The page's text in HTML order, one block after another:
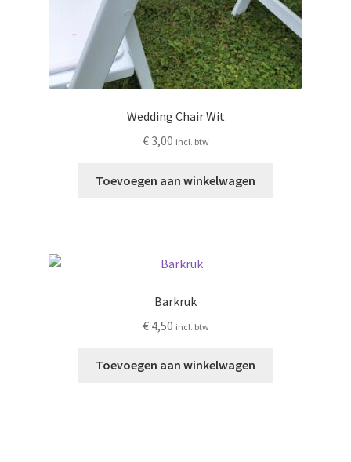
Wedding Chair Wit
€3,00 incl. btw
Toevoegen aan winkelwagen
Barkruk
€4,50 incl. btw
Toevoegen aan winkelwagen